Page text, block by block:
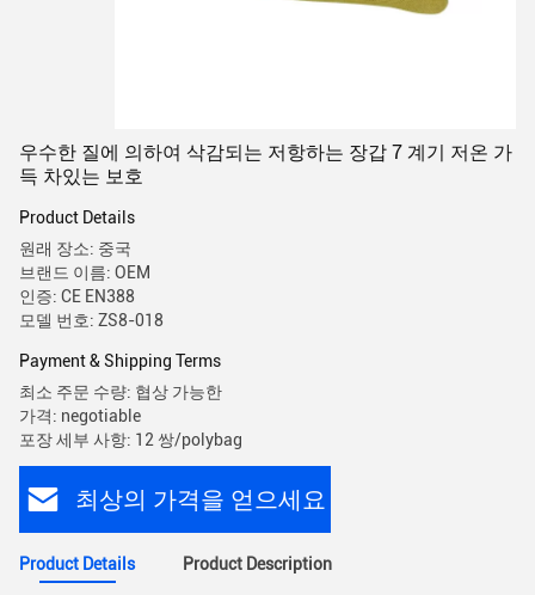
우수한 질에 의하여 삭감되는 저항하는 장갑 7 계기 저온 가
득 차있는 보호
Product Details
원래 장소: 중국
브랜드 이름: OEM
인증: CE EN388
모델 번호: ZS8-018
Payment & Shipping Terms
최소 주문 수량: 협상 가능한
가격: negotiable
포장 세부 사항: 12 쌍/polybag
최상의 가격을 얻으세요
Product Details Product Description